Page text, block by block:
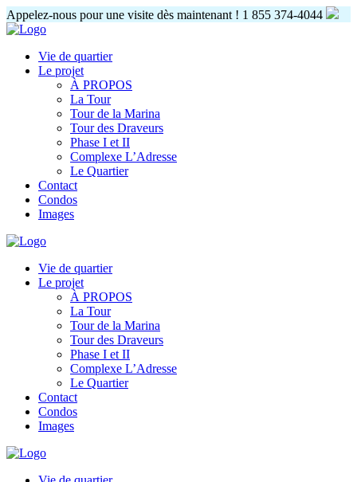
Appelez-nous pour une visite dès maintenant ! 1 855 374-4044
Vie de quartier
Le projet
À PROPOS
La Tour
Tour de la Marina
Tour des Draveurs
Phase I et II
Complexe L’Adresse
Le Quartier
Contact
Condos
Images
Vie de quartier
Le projet
À PROPOS
La Tour
Tour de la Marina
Tour des Draveurs
Phase I et II
Complexe L’Adresse
Le Quartier
Contact
Condos
Images